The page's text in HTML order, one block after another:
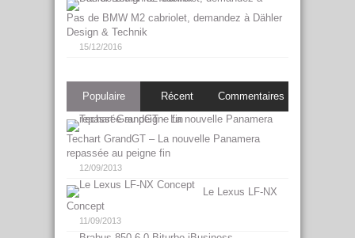
Pas de BMW M2 cabriolet, demandez à Dähler
Design & Technik
15/12/2016
Populaire Récent Commentaires
Techart GrandGT – La nouvelle Panamera
repassée au peigne fin
12/09/2013
Le Lexus LF-NX
Concept
11/09/2013